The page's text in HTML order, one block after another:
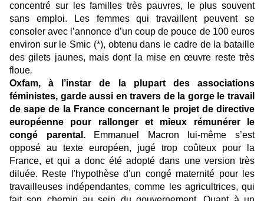
concentré sur les familles très pauvres, le plus souvent
sans emploi. Les femmes qui travaillent peuvent se
consoler avec l’annonce d’un coup de pouce de 100 euros
environ sur le Smic (*), obtenu dans le cadre de la bataille
des gilets jaunes, mais dont la mise en œuvre reste très
floue.
Oxfam, à l’instar de la plupart des associations
féministes, garde aussi en travers de la gorge le travail
de sape de la France concernant le projet de directive
européenne pour rallonger et mieux rémunérer le
congé parental.Emmanuel Macron lui-même s’est
opposé au texte européen, jugé trop coûteux pour la
France, et qui a donc été adopté dans une version très
diluée. Reste l'hypothèse d'un congé maternité pour les
travailleuses indépendantes, comme les agricultrices, qui